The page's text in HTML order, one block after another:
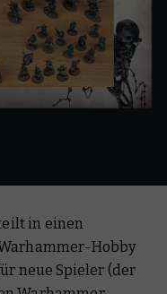
in einen
Hobby
neue Spieler (der